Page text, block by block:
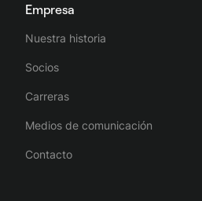
Empresa
Nuestra historia
Socios
Carreras
Medios de comunicación
Contacto